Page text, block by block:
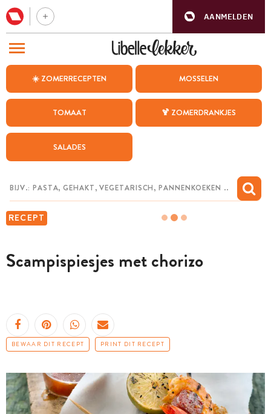
AANMELDEN
☀️ ZOMERRECEPTEN MOSSELEN
TOMAAT 🍹 ZOMERDRANKJES
SALADES
RECEPT
Scampispiesjes met chorizo
BEWAAR DIT RECEPT PRINT DIT RECEPT
BEZOEK ONZE ANDERE WEBSITES
WEEKMENU
CHAT MET MAIA
MIJN BEWAARDE RECEPTEN